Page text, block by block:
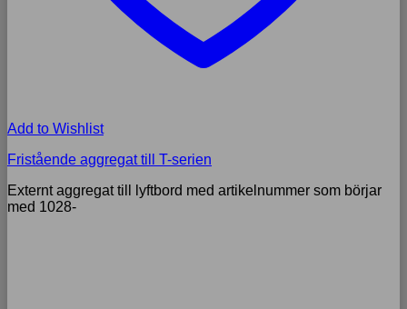
Add to Wishlist
Fristående aggregat till T-serien
Externt aggregat till lyftbord med artikelnummer som börjar
med 1028-